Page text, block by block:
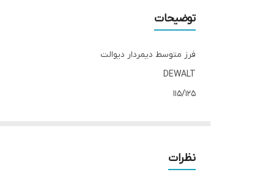
توضیحات
فرز متوسط دیمردار دیوالت
DEWALT
115/125
دیمردار
چین درجه یک 1
نظرات